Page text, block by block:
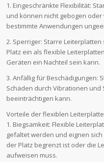
1. Eingeschränkte Flexibilität:
und können nicht gebogen
bestimmte Anwendungen
2. Sperriger: Starre
Platz ein als flexible
Geräten ein Nachteil sein kann.
3. Anfällig für Beschädigungen:
Schäden durch Vibrationen und
beeinträchtigen kann.
Vorteile der flexiblen
1. Biegsamkeit: Flexible
gefaltet werden und eignen
der Platz begrenzt ist oder die
aufweisen muss.